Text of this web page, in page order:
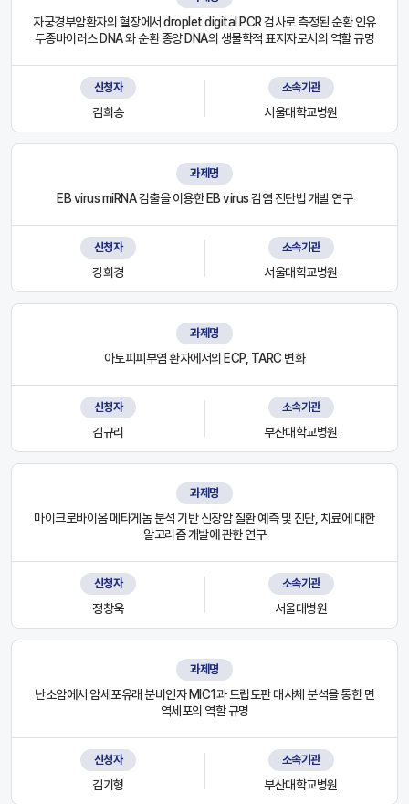
자궁경부암환자의 혈장에서 droplet digital PCR 검사로 측정된 순환 인유
두종바이러스 DNA 와 순환 종양 DNA의 생물학적 표지자로서의 역할 규명
신청자
김희승
소속기관
서울대학교병원
과제명
EB virus miRNA 검출을 이용한 EB virus 감염 진단법 개발 연구
신청자
강희경
소속기관
서울대학교병원
과제명
아토피피부염 환자에서의 ECP, TARC 변화
신청자
김규리
소속기관
부산대학교병원
과제명
마이크로바이옴 메타게놈 분석 기반 신장암 질환 예측 및 진단, 치료에 대한
알고리즘 개발에 관한 연구
신청자
정창욱
소속기관
서울대병원
과제명
난소암에서 암세포유래 분비인자 MIC1과 트립토판 대사체 분석을 통한 면
역세포의 역할 규명
신청자
김기형
소속기관
부산대학교병원